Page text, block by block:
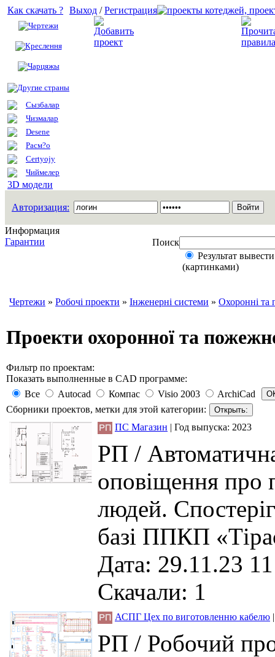
Как скачать ?
Чертежи
Креслення
Чарцяжы
Другие страны
Сызбалар
Чизмалар
Desene
Расм?о
Certyojy
Чиймелер
3D модели
Выход /Регистрация
Авторизация:
Информация
Гарантии
Поиск
Результат
(картинками)
Чертежи » Робочі проекти » Інженерні системи » Охоронні та
Проекти охоронної та
Фильтр по проектам:
Показать выполненные в CAD программе:
Все
Autocad Компас Visio 2003
ArchiCad
Сборники проектов, метки для этой категории:
ПС Магазин | Год выпуска: 2023
РП /
оповіщення про
людей.
базі ППКП
Дата: 29.11.23
Скачали: 1
АСПГ Цех по виготовленню кабелю
РП / Робочий